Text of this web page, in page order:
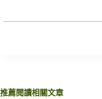
推薦閱讀相關文章